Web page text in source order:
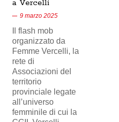
a Vercelli
9 marzo 2025
Il flash mob
organizzato da
Femme Vercelli, la
rete di
Associazioni del
territorio
provinciale legate
all’universo
femminile di cui la